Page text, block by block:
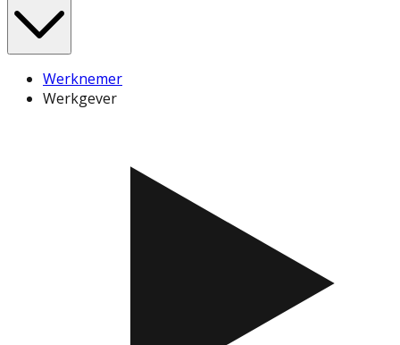
Werknemer
Werkgever